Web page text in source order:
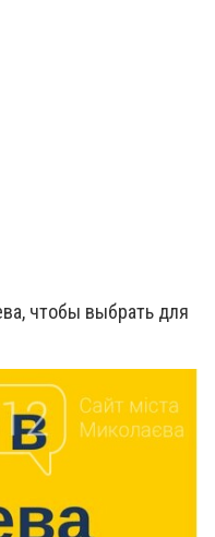
чтобы выбрать для